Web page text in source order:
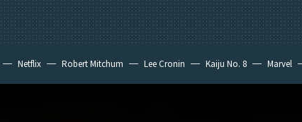
Netflix Robert Mitchum Lee Cronin Kaiju No. 8 Marvel